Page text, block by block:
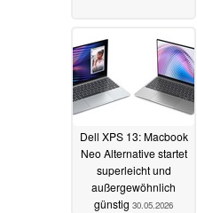
Dell XPS 13: Macbook
Neo Alternative startet
superleicht und
außergewöhnlich
günstig 30.05.2026